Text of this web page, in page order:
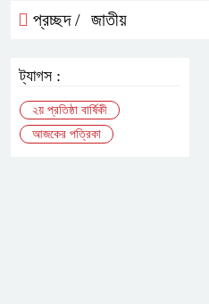
প্রচ্ছদ / জাতীয়
ট্যাগস :
২য় প্রতিষ্ঠা বার্ষিকী
আজকের পত্রিকা